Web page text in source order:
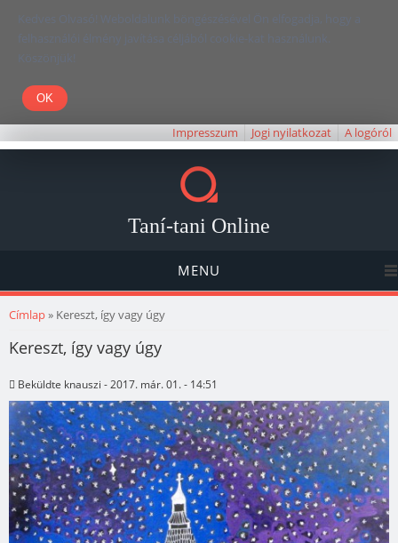
Kedves Olvasó! Weboldalunk böngészésével Ön elfogadja, hogy a
felhasználói élmény javítása céljából cookie-kat használunk.
Köszönjük!
Impresszum Jogi nyilatkozat A logóról
Taní-tani Online
MENU
Jelenlegi hely
Címlap» Kereszt, így vagy úgy
Kereszt, így vagy úgy
Beküldte knauszi - 2017. már. 01. - 14:51